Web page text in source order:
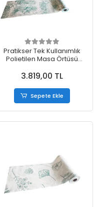
Pratikser Tek Kullanımlık
Polietilen Masa Örtüsü
50Ad/Rulo - Koli
3.819,00 TL
Sepete Ekle